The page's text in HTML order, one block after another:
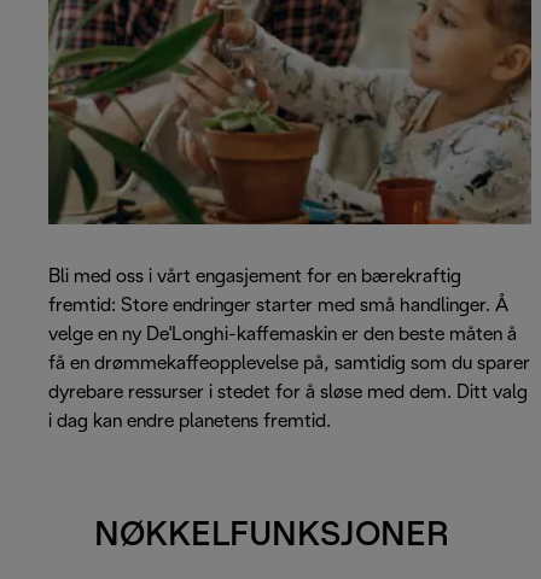
Bli med oss i vårt engasjement for en bærekraftig
fremtid: Store endringer starter med små handlinger. Å
velge en ny De'Longhi-kaffemaskin er den beste måten å
få en drømmekaffeopplevelse på, samtidig som du sparer
dyrebare ressurser i stedet for å sløse med dem. Ditt valg
i dag kan endre planetens fremtid.
NØKKELFUNKSJONER